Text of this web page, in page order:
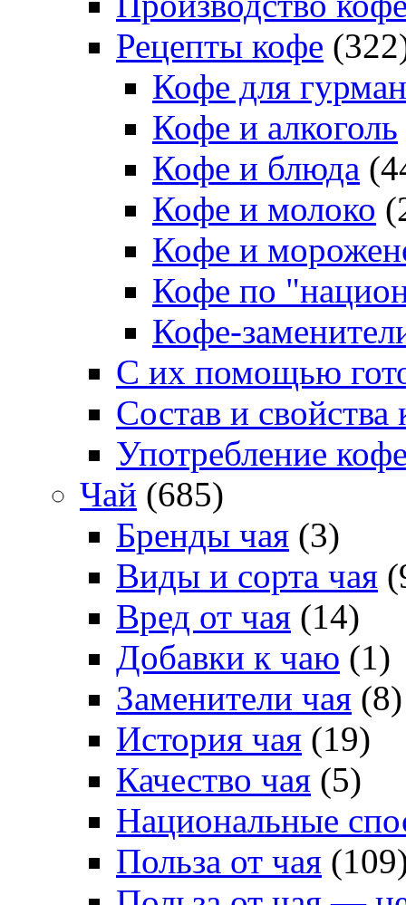
Рецепты кофе
Кофе для
Кофе и алкоголь
Кофе и блюда
Кофе и молоко
Кофе и
Кофе по
Кофе-
С их помощью
Состав и свойства
Употребление
Чай (685)
Бренды чая (3)
Виды и сорта чая
Вред от чая (14)
Добавки к чаю (1)
Заменители чая (8)
История чая (19)
Качество чая (5)
Национальные
Польза от чая